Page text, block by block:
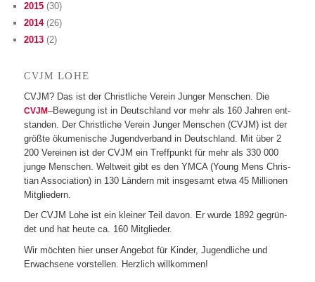
2015 (30)
2014(26)
2013 (2)
CVJM LOHE
CVJM? Das ist der Christ­li­che Ver­ein Jun­ger Men­schen. Die
CVJM–Bewe­gung ist in Deutsch­land vor mehr als 160 Jah­ren ent­
stan­den. Der Christ­li­che Ver­ein Jun­ger Men­schen (CVJM) ist der
größte öku­me­ni­sche Jugend­ver­band in Deutsch­land. Mit über 2
200 Ver­ei­nen ist der CVJM ein Treff­punkt für mehr als 330 000
junge Men­schen. Welt­weit gibt es den YMCA (Young Mens Chris­
tian Asso­cia­tion) in 130 Län­dern mit ins­ge­samt etwa 45 Mil­lio­nen
Mitgliedern.
Der CVJM Lohe ist ein klei­ner Teil davon. Er wurde 1892 gegrün­
det und hat heute ca. 160 Mitglieder.
Wir möch­ten hier unser Ange­bot für Kin­der, Jugend­li­che und
Erwach­sene vor­stel­len. Herz­lich willkommen!